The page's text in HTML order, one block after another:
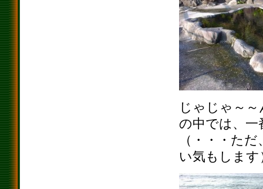
じゃじゃ～
の中では、
（・・・た
い気もします